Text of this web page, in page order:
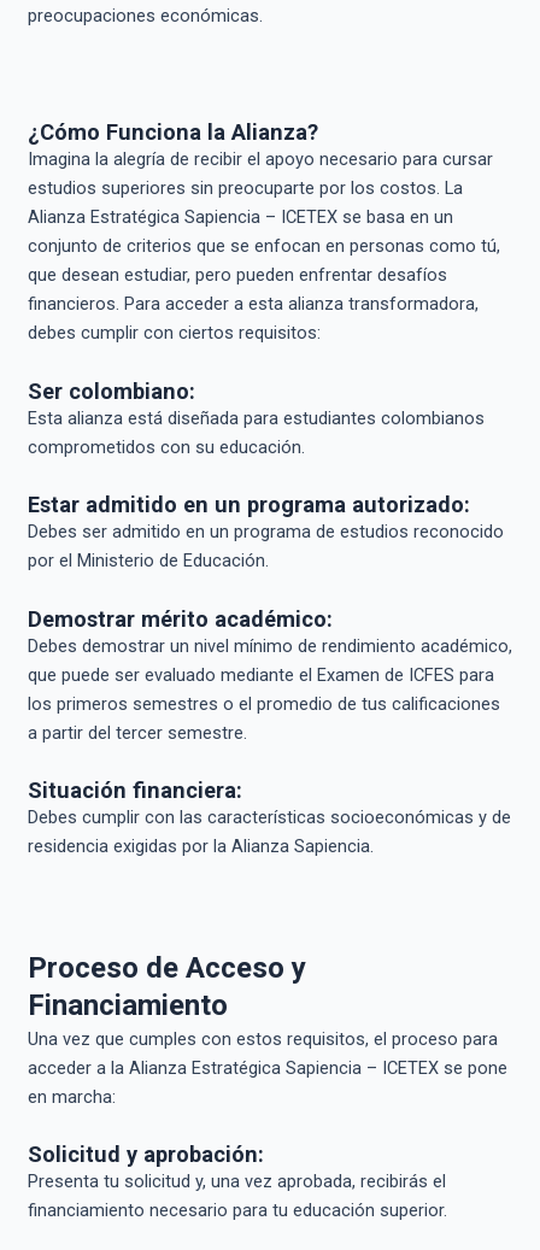
preocupaciones económicas.
¿Cómo Funciona la Alianza?
Imagina la alegría de recibir el apoyo necesario para cursar
estudios superiores sin preocuparte por los costos. La
Alianza Estratégica Sapiencia – ICETEX se basa en un
conjunto de criterios que se enfocan en personas como tú,
que desean estudiar, pero pueden enfrentar desafíos
financieros. Para acceder a esta alianza transformadora,
debes cumplir con ciertos requisitos:
Ser colombiano:
Esta alianza está diseñada para estudiantes colombianos
comprometidos con su educación.
Estar admitido en un programa autorizado:
Debes ser admitido en un programa de estudios reconocido
por el Ministerio de Educación.
Demostrar mérito académico:
Debes demostrar un nivel mínimo de rendimiento académico,
que puede ser evaluado mediante el Examen de ICFES para
los primeros semestres o el promedio de tus calificaciones
a partir del tercer semestre.
Situación financiera:
Debes cumplir con las características socioeconómicas y de
residencia exigidas por la Alianza Sapiencia.
Proceso de Acceso y
Financiamiento
Una vez que cumples con estos requisitos, el proceso para
acceder a la Alianza Estratégica Sapiencia – ICETEX se pone
en marcha:
Solicitud y aprobación:
Presenta tu solicitud y, una vez aprobada, recibirás el
financiamiento necesario para tu educación superior.